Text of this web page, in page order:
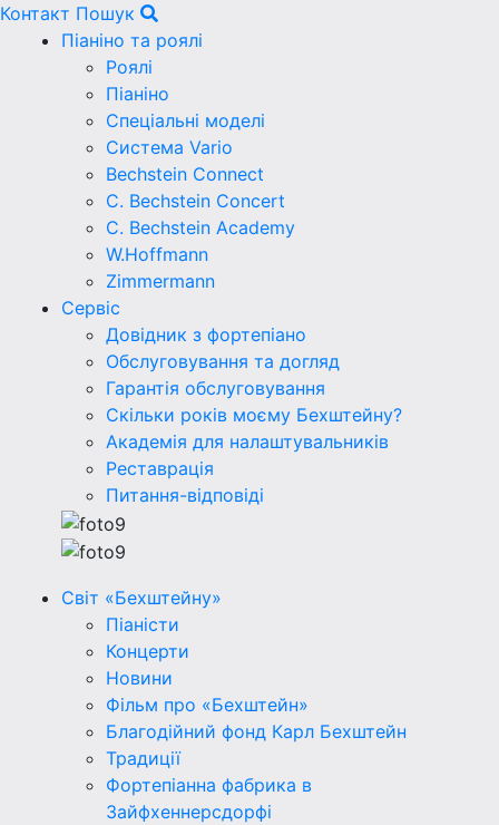
Контакт Пошук
Піаніно та роялі
Роялі
Піаніно
Спеціальні моделі
Система Vario
Bechstein Connect
C. Bechstein Concert
C. Bechstein Academy
W.Hoffmann
Zimmermann
Сервіс
Довідник з фортепіано
Обслуговування та догляд
Гарантія обслуговування
Скільки років моєму Бехштейну?
Академія для налаштувальників
Реставрація
Питання-відповіді
Світ «Бехштейну»
Піаністи
Концерти
Новини
Фільм про «Бехштейн»
Благодійний фонд Карл Бехштейн
Традиції
Фортепіанна фабрика в
Зайфхеннерсдорфi